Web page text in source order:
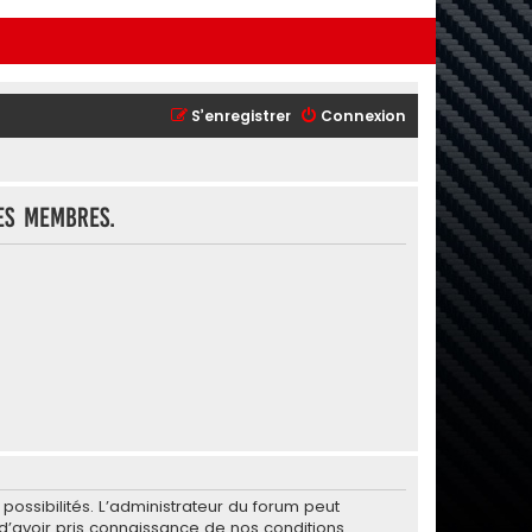
Connexion
S’enregistrer
membres.
L’administrateur du forum peut